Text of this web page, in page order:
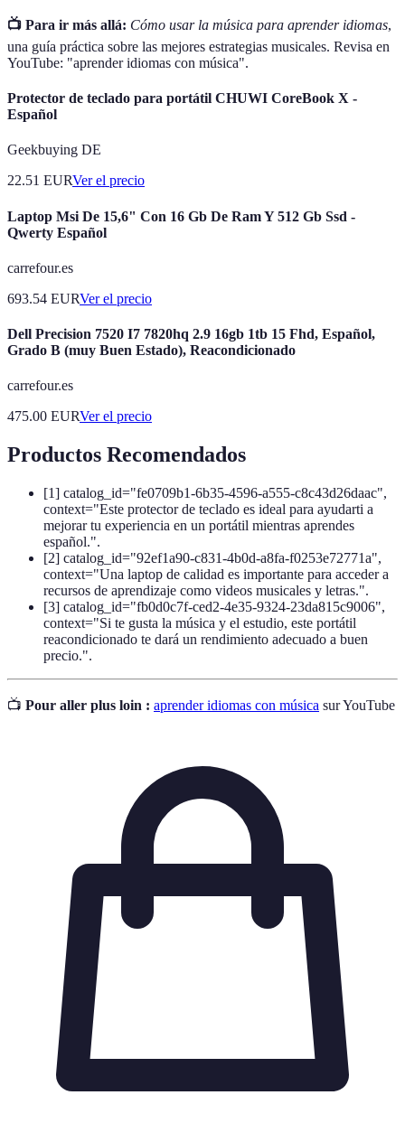
📺 Para ir más allá: Cómo usar la música para aprender idiomas,
una guía práctica sobre las mejores estrategias musicales. Revisa en
YouTube: "aprender idiomas con música".
Protector de teclado para portátil CHUWI CoreBook X -
Español
Geekbuying DE
22.51 EURVer el precio
Laptop Msi De 15,6" Con 16 Gb De Ram Y 512 Gb Ssd -
Qwerty Español
carrefour.es
693.54 EURVer el precio
Dell Precision 7520 I7 7820hq 2.9 16gb 1tb 15 Fhd, Español,
Grado B (muy Buen Estado), Reacondicionado
carrefour.es
475.00 EURVer el precio
Productos Recomendados
[1] catalog_id="fe0709b1-6b35-4596-a555-c8c43d26daac",
context="Este protector de teclado es ideal para ayudarti a
mejorar tu experiencia en un portátil mientras aprendes
español.".
[2] catalog_id="92ef1a90-c831-4b0d-a8fa-f0253e72771a",
context="Una laptop de calidad es importante para acceder a
recursos de aprendizaje como videos musicales y letras.".
[3] catalog_id="fb0d0c7f-ced2-4e35-9324-23da815c9006",
context="Si te gusta la música y el estudio, este portátil
reacondicionado te dará un rendimiento adecuado a buen
precio.".
📺 Pour aller plus loin : aprender idiomas con música sur YouTube